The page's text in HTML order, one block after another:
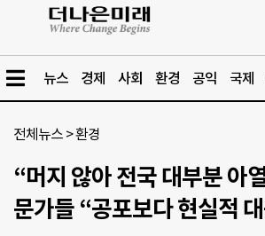
뉴스 경제 사회 환경 공익 국제
전체뉴스 >환경
“머지 않아 전국 대부분 아
문가들 “공포보다 현실적